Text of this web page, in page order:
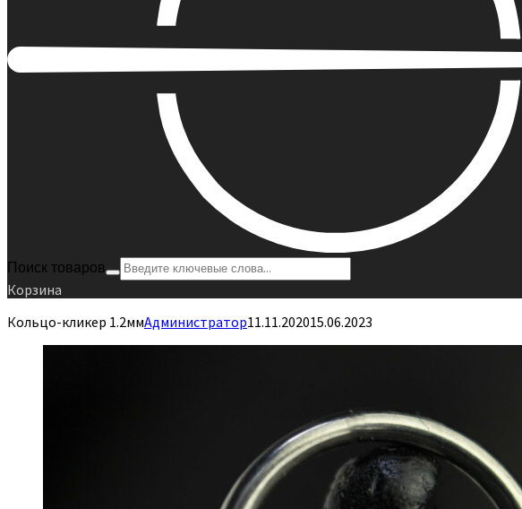
Поиск товаров
Корзина
Кольцо-кликер 1.2ммАдминистратор11.11.202015.06.2023